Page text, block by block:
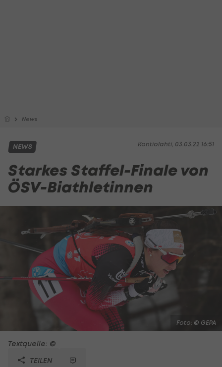
News
Kontiolahti, 03.03.22 16:51
NEWS
Starkes Staffel-Finale von
ÖSV-Biathletinnen
Foto: © GEPA
Textquelle: ©
TEILEN